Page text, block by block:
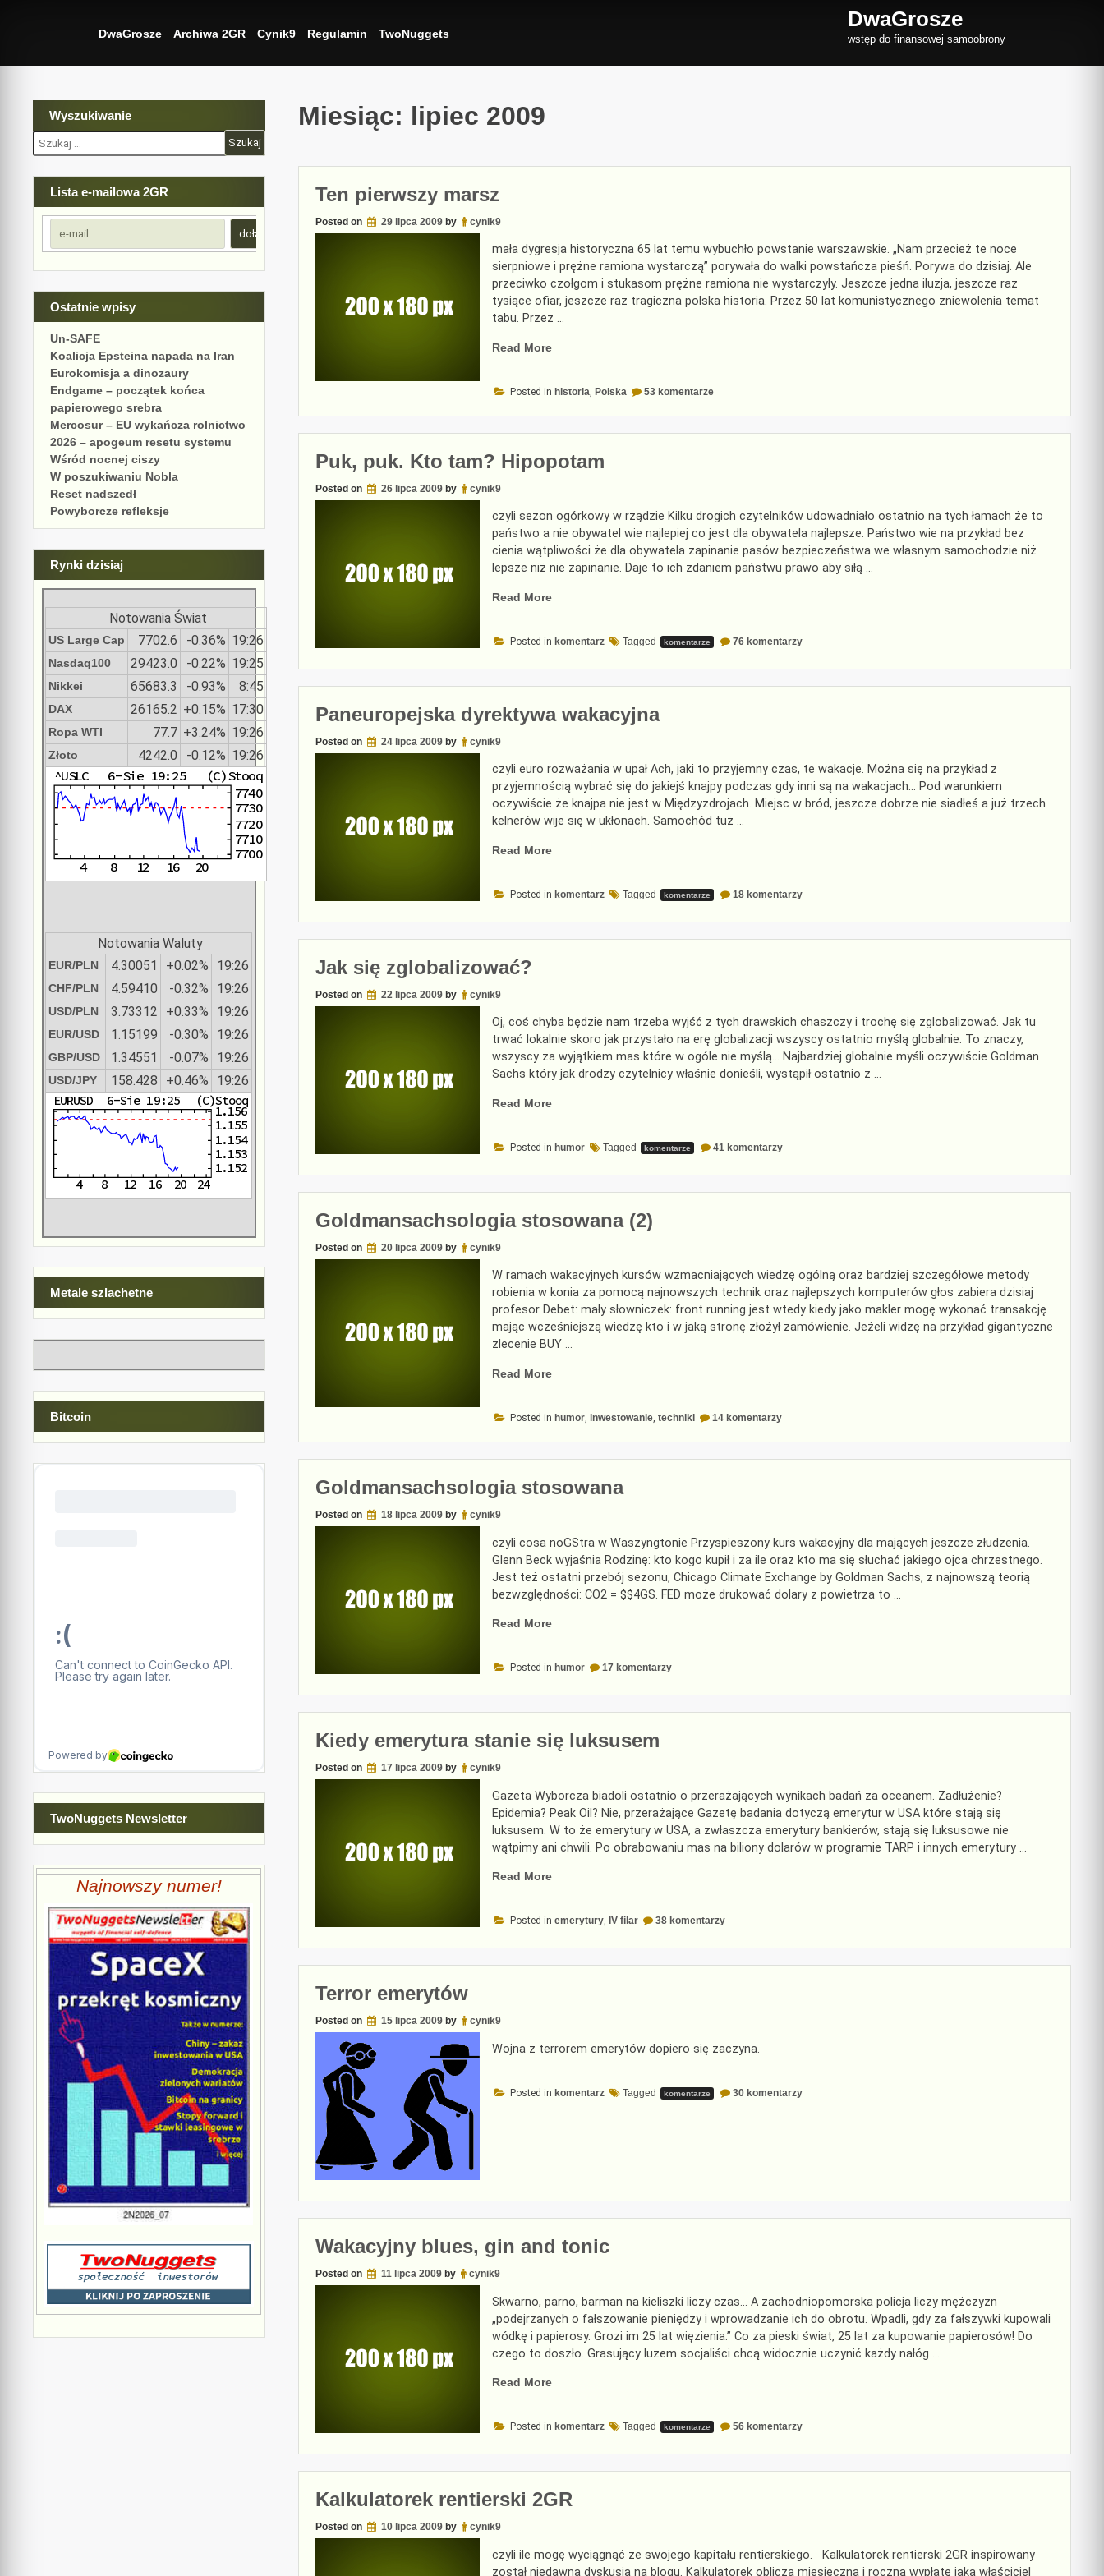
DwaGrosze Archiwa 2GR Cynik9 Regulamin TwoNuggets
DwaGrosze
wstęp do finansowej samoobrony
Miesiąc: lipiec 2009
Ten pierwszy marsz
Posted on 29 lipca 2009by cynik9
mała dygresja historyczna 65 lat temu wybuchło powstanie warszawskie. „Nam przecież te noce
sierpniowe i prężne ramiona wystarczą” porywała do walki powstańcza pieśń. Porywa do dzisiaj. Ale
przeciwko czołgom i stukasom prężne ramiona nie wystarczyły. Jeszcze jedna iluzja, jeszcze raz
tysiące ofiar, jeszcze raz tragiczna polska historia. Przez 50 lat komunistycznego zniewolenia temat
tabu. Przez …
Read More„Ten
Posted in historia, Polska 53 komentarzedo
Puk, puk. Kto tam? Hipopotam
Posted on 26 lipca 2009by cynik9
czyli sezon ogórkowy w rządzie Kilku drogich czytelników udowadniało ostatnio na tych łamach że to
państwo a nie obywatel wie najlepiej co jest dla obywatela najlepsze. Państwo wie na przykład bez
cienia wątpliwości że dla obywatela zapinanie pasów bezpieczeństwa we własnym samochodzie niż
lepsze niż nie zapinanie. Daje to ich zdaniem państwu prawo aby siłą …
Read More„Puk,
tam?
Posted in komentarz Tagged komentarze 76 komentarzydo
tam?
Paneuropejska dyrektywa wakacyjna
Posted on 24 lipca 2009by cynik9
czyli euro rozważania w upał Ach, jaki to przyjemny czas, te wakacje. Można się na przykład z
przyjemnością wybrać się do jakiejś knajpy podczas gdy inni są na wakacjach… Pod warunkiem
oczywiście że knajpa nie jest w Międzyzdrojach. Miejsc w bród, jeszcze dobrze nie siadłeś a już trzech
kelnerów wije się w ukłonach. Samochód tuż …
Read More„Paneuropejska
Posted in komentarz Tagged komentarze 18 komentarzydo
Jak się zglobalizować?
Posted on 22 lipca 2009by cynik9
Oj, coś chyba będzie nam trzeba wyjść z tych drawskich chaszczy i trochę się zglobalizować. Jak tu
trwać lokalnie skoro jak przystało na erę globalizacji wszyscy ostatnio myślą globalnie. To znaczy,
wszyscy za wyjątkiem mas które w ogóle nie myślą… Najbardziej globalnie myśli oczywiście Goldman
Sachs który jak drodzy czytelnicy właśnie donieśli, wystąpił ostatnio z …
Read More„Jak
Posted in humor Tagged komentarze 41 komentarzydo
Goldmansachsologia stosowana (2)
Posted on 20 lipca 2009by cynik9
W ramach wakacyjnych kursów wzmacniających wiedzę ogólną oraz bardziej szczegółowe metody
robienia w konia za pomocą najnowszych technik oraz najlepszych komputerów głos zabiera dzisiaj
profesor Debet: mały słowniczek: front running jest wtedy kiedy jako makler mogę wykonać transakcję
mając wcześniejszą wiedzę kto i w jaką stronę złożył zamówienie. Jeżeli widzę na przykład gigantyczne
zlecenie BUY …
Read More„Goldmansachsologia
Posted in humor, inwestowanie, techniki 14 komentarzydo
Goldmansachsologia stosowana
Posted on 18 lipca 2009by cynik9
czyli cosa noGStra w Waszyngtonie Przyspieszony kurs wakacyjny dla mających jeszcze złudzenia.
Glenn Beck wyjaśnia Rodzinę: kto kogo kupił i za ile oraz kto ma się słuchać jakiego ojca chrzestnego.
Jest też ostatni przebój sezonu, Chicago Climate Exchange by Goldman Sachs, z najnowszą teorią
bezwzględności: CO2 = $$4GS. FED może drukować dolary z powietrza to …
Read More„Goldmansachsologia
Posted in humor 17 komentarzydo
Kiedy emerytura stanie się luksusem
Posted on 17 lipca 2009by cynik9
Gazeta Wyborcza biadoli ostatnio o przerażających wynikach badań za oceanem. Zadłużenie?
Epidemia? Peak Oil? Nie, przerażające Gazetę badania dotyczą emerytur w USA które stają się
luksusem. W to że emerytury w USA, a zwłaszcza emerytury bankierów, stają się luksusowe nie
wątpimy ani chwili. Po obrabowaniu mas na biliony dolarów w programie TARP i innych emerytury …
Read More„Kiedy
się
Posted in emerytury, IV filar 38 komentarzydo
się
Terror emerytów
Posted on 15 lipca 2009by cynik9
Wojna z terrorem emerytów dopiero się zaczyna.
Posted in komentarz Tagged komentarze 30 komentarzydo
Wakacyjny blues, gin and tonic
Posted on 11 lipca 2009by cynik9
Skwarno, parno, barman na kieliszki liczy czas… A zachodniopomorska policja liczy mężczyzn
„podejrzanych o fałszowanie pieniędzy i wprowadzanie ich do obrotu. Wpadli, gdy za fałszywki kupowali
wódkę i papierosy. Grozi im 25 lat więzienia.” Co za pieski świat, 25 lat za kupowanie papierosów! Do
czego to doszło. Grasujący luzem socjaliści chcą widocznie uczynić każdy nałóg …
Read More„Wakacyjny
and
Posted in komentarz Tagged komentarze 56 komentarzydo
and
Kalkulatorek rentierski 2GR
Posted on 10 lipca 2009by cynik9
czyli ile mogę wyciągnąć ze swojego kapitału rentierskiego. Kalkulatorek rentierski 2GR inspirowany
został niedawną dyskusją na blogu. Kalkulatorek oblicza miesięczną i roczną wypłatę jaką właściciel
Wyszukiwanie
Szukaj:
Lista e-mailowa 2GR
Ostatnie wpisy
Un-SAFE
Koalicja Epsteina napada na Iran
Eurokomisja a dinozaury
Endgame – początek końca
papierowego srebra
Mercosur – EU wykańcza rolnictwo
2026 – apogeum resetu systemu
Wśród nocnej ciszy
W poszukiwaniu Nobla
Reset nadszedł
Powyborcze refleksje
Rynki dzisiaj
Notowania Świat
US Large Cap 7702.6 -0.36% 19:26
Nasdaq100 29423.0 -0.22% 19:25
Nikkei 65683.3 -0.93% 8:45
DAX 26165.2 +0.15% 17:30
Ropa WTI 77.7 +3.24% 19:26
Złoto 4242.0 -0.12% 19:26
Notowania Waluty
EUR/PLN 4.30051 +0.02% 19:26
CHF/PLN 4.59410 -0.32% 19:26
USD/PLN 3.73312 +0.33% 19:26
EUR/USD 1.15199 -0.30% 19:26
GBP/USD 1.34551 -0.07% 19:26
USD/JPY 158.428 +0.46% 19:26
Metale szlachetne
Bitcoin
TwoNuggets Newsletter
Najnowszy numer!